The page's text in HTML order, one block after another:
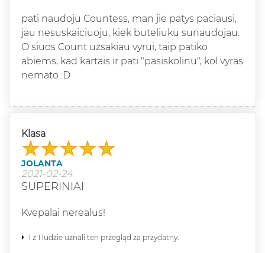
pati naudoju Countess, man jie patys paciausi,
jau nesuskaiciuoju, kiek buteliuku sunaudojau.
O siuos Count uzsakiau vyrui, taip patiko
abiems, kad kartais ir pati "pasiskolinu", kol vyras
nemato :D
Klasa
JOLANTA
2021-02-24
SUPERINIAI
Kvepalai nerealus!
1 z 1 ludzie uznali ten przegląd za przydatny.